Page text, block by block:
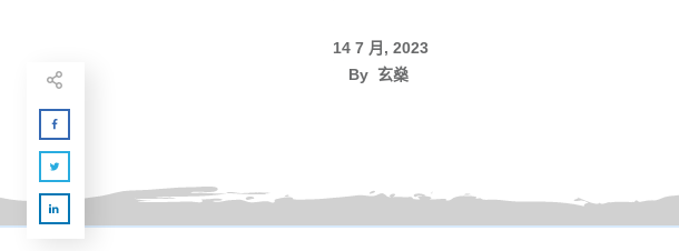
14 7 月, 2023
By 玄燊